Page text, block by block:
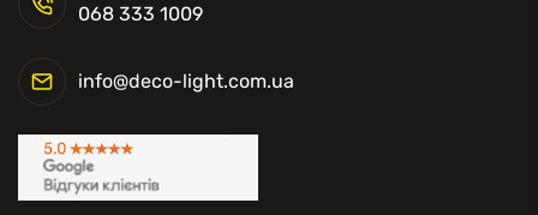
068 333 1009
info@deco-light.com.ua